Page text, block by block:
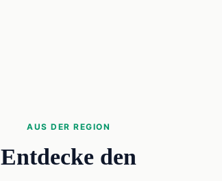
AUS DER REGION
Entdecke den